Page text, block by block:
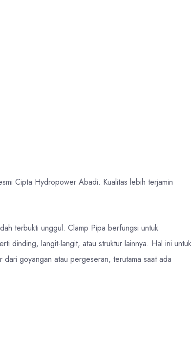
Cipta Hydropower Abadi. Kualitas lebih terjamin
terbukti unggul. Clamp Pipa berfungsi untuk
dinding, langit-langit, atau struktur lainnya. Hal ini untuk
goyangan atau pergeseran, terutama saat ada